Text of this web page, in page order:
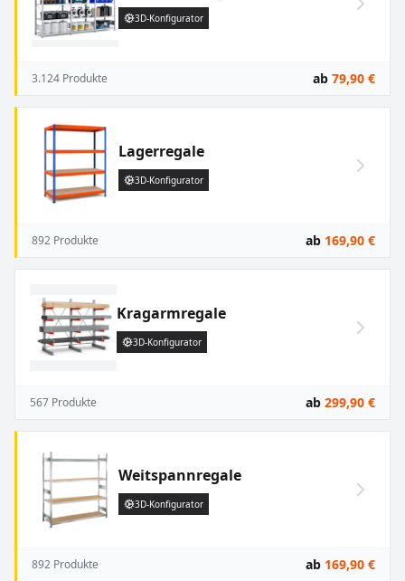
3D-Konfigurator
3.124 Produkte ab 79,90 €
Lagerregale
3D-Konfigurator
892 Produkte ab 169,90 €
Kragarmregale
3D-Konfigurator
567 Produkte ab 299,90 €
Weitspannregale
3D-Konfigurator
892 Produkte ab 169,90 €